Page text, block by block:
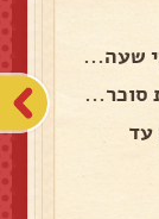
שעה...
סוכר...
עד